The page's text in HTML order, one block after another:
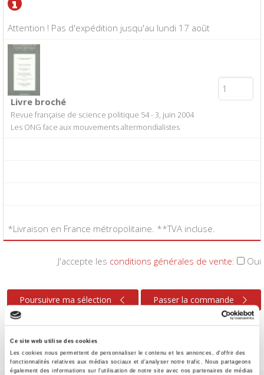
Ce site web utilise des cookies
Les cookies nous permettent de personnaliser le contenu et les annonces, d'offrir des
fonctionnalités relatives aux médias sociaux et d'analyser notre trafic. Nous partageons
également des informations sur l'utilisation de notre site avec nos partenaires de médias
Attention ! Pas d'expédition jusqu'au lundi 17 août
Livre broché
Revue française de science politique 54 - 3, juin 2004
Les ONG face aux mouvements altermondialistes
*Livraison en France métropolitaine. **TVA incluse.
J'accepte les conditions générales de vente: Oui
Poursuivre ma sélection Passer la commande